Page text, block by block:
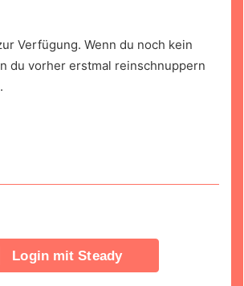
Verfügung. Wenn du noch kein
du vorher erstmal reinschnuppern
Login mit Steady